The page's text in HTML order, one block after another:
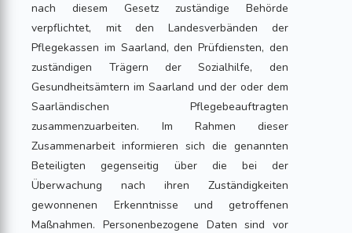
nach diesem Gesetz zuständige Behörde
verpflichtet, mit den Landesverbänden der
Pflegekassen im Saarland, den Prüfdiensten, den
zuständigen Trägern der Sozialhilfe, den
Gesundheitsämtern im Saarland und der oder dem
Saarländischen Pflegebeauftragten
zusammenzuarbeiten. Im Rahmen dieser
Zusammenarbeit informieren sich die genannten
Beteiligten gegenseitig über die bei der
Überwachung nach ihren Zuständigkeiten
gewonnenen Erkenntnisse und getroffenen
Maßnahmen. Personenbezogene Daten sind vor